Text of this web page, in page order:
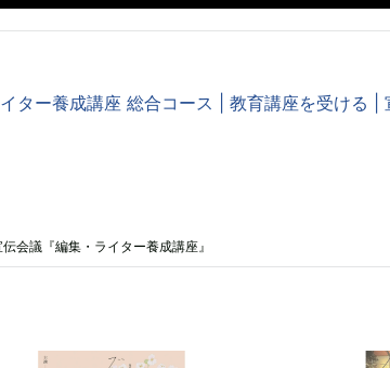
ター養成講座 総合コース | 教育講座を受ける |
会議『編集・ライター養成講座』